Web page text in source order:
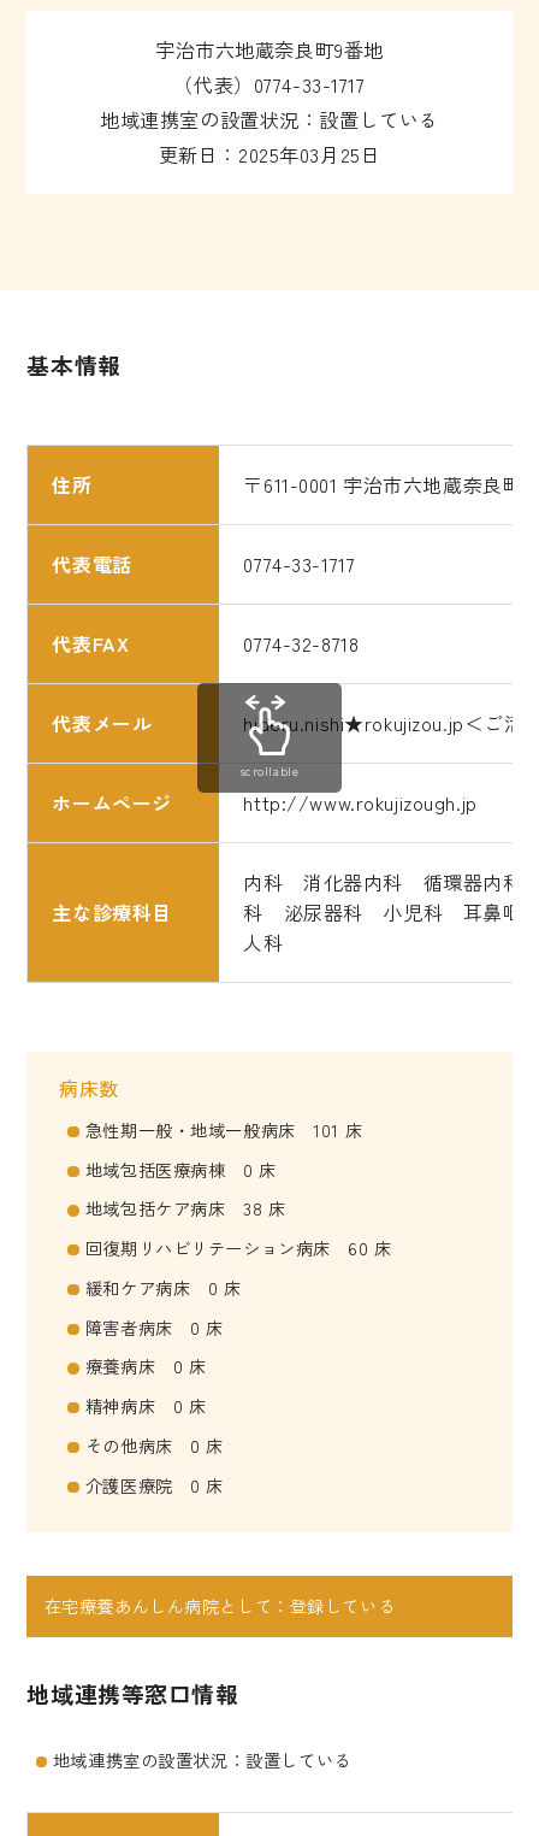
宇治市六地蔵奈良町9番地
（代表）0774-33-1717
地域連携室の設置状況：設置している
更新日：2025年03月25日
基本情報
住所 〒611-0001 宇治市六地蔵奈良町9
代表電話 0774-33-1717
代表FAX 0774-32-8718
代表メール hideru.nishi★rokujizou.jp＜ご活
ホームページ http://www.rokujizough.jp
主な診療科目
内科 消化器内科 循環器内
科 泌尿器科 小児科 耳鼻咽
人科
scrollable
病床数
急性期一般・地域一般病床 101 床
地域包括医療病棟 0 床
地域包括ケア病床 38 床
回復期リハビリテーション病床 60 床
緩和ケア病床 0 床
障害者病床 0 床
療養病床 0 床
精神病床 0 床
その他病床 0 床
介護医療院 0 床
在宅療養あんしん病院として：登録している
地域連携等窓口情報
地域連携室の設置状況：設置している